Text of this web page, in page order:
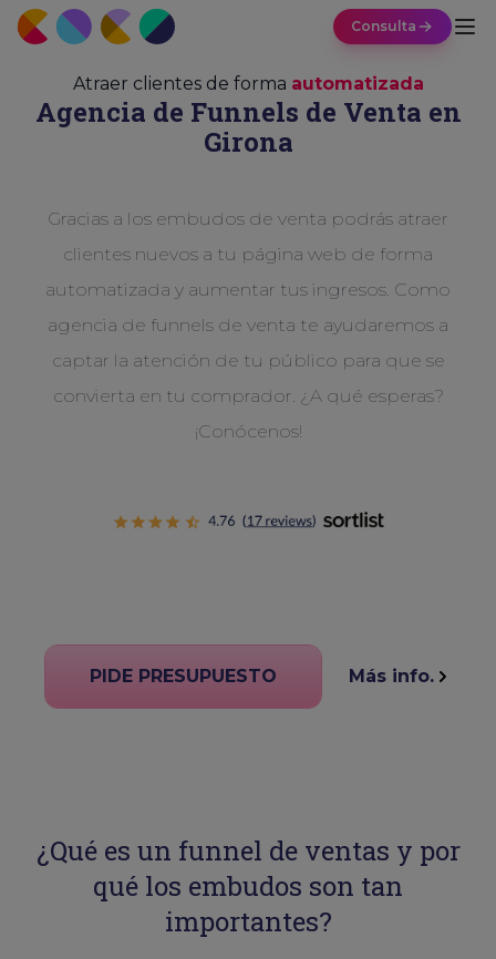
Consulta
Atraer clientes de forma automatizada
Agencia de Funnels de Venta en
Girona
Gracias a los embudos de venta podrás atraer
clientes nuevos a tu página web de forma
automatizada y aumentar tus ingresos. Como
agencia de funnels de venta te ayudaremos a
captar la atención de tu público para que se
convierta en tu comprador. ¿A qué esperas?
¡Conócenos!
PIDE PRESUPUESTO Más info.
¿Qué es un funnel de ventas y por
qué los embudos son tan
importantes?